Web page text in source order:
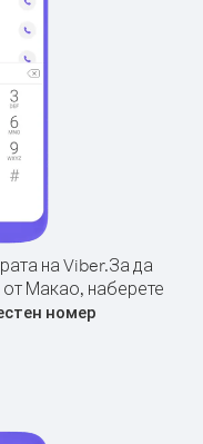
на Viber.За да
Макао, наберете
номер